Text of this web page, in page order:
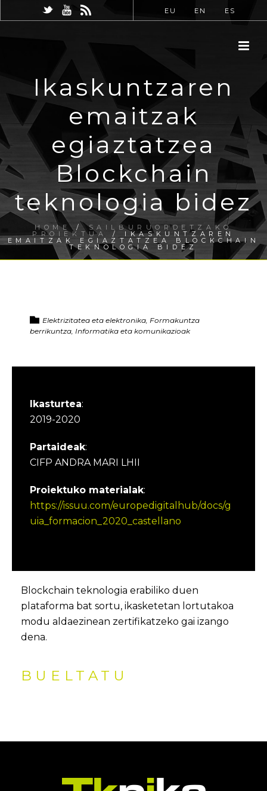
EU EN ES
Ikaskuntzaren
emaitzak
egiaztatzea
Blockchain
teknologia bidez
HOME/SAILBURUORDETZAKO
PROIEKTUA / IKASKUNTZAREN
EMAITZAK EGIAZTATZEA BLOCKCHAIN
TEKNOLOGIA BIDEZ
Elektrizitatea eta elektronika, Formakuntza
berrikuntza, Informatika eta komunikazioak
Ikasturtea:
2019-2020
Partaideak:
CIFP ANDRA MARI LHII
Proiektuko materialak:
https://issuu.com/europedigitalhub/docs/g
uia_formacion_2020_castellano
Blockchain teknologia erabiliko duen
plataforma bat sortu, ikasketetan lortutakoa
modu aldaezinean zertifikatzeko gai izango
dena.
BUELTATU